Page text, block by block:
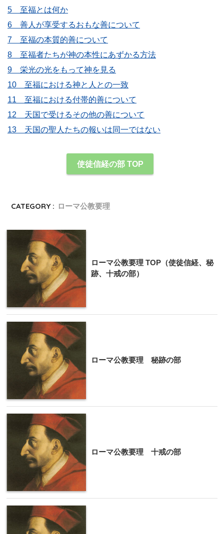
5 至福とは何か
6 善人が享受するおもな善について
7 至福の本質的善について
8 至福者たちが神の本性にあずかる方法
9 栄光の光をもって神を見る
10 至福における神と人との一致
11 至福における付帯的善について
12 天国で受けるその他の善について
13 天国の聖人たちの報いは同一ではない
使徒信経の部 TOP
CATEGORY : ローマ公教要理
ローマ公教要理 TOP（使徒信経、秘
跡、十戒の部）
ローマ公教要理 秘跡の部
ローマ公教要理 十戒の部